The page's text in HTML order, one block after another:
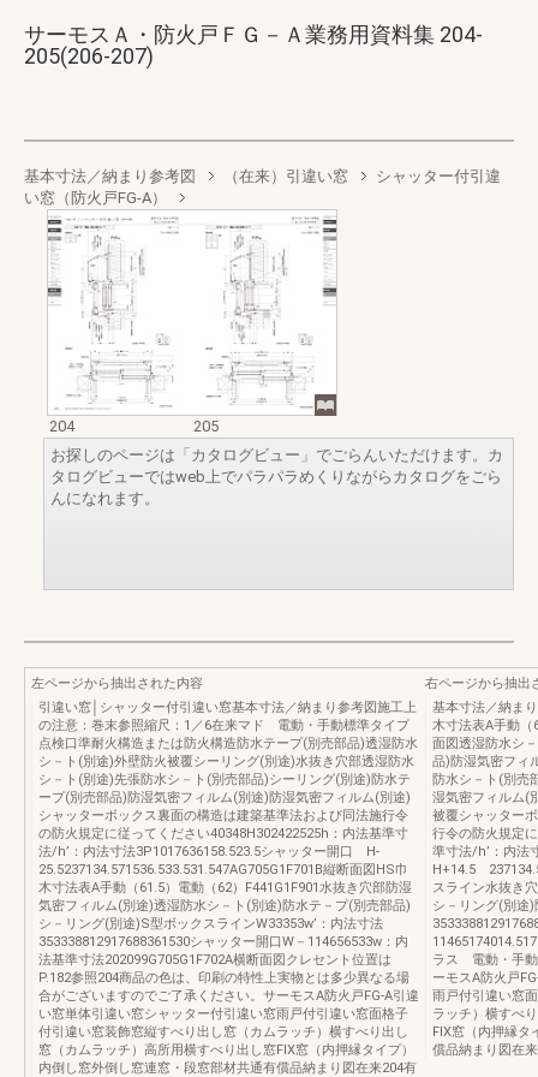
サーモスＡ・防火戸ＦＧ－Ａ業務用資料集 204-
205(206-207)
基本寸法／納まり参考図 （在来）引違い窓
シャッター付引違
い窓（防火戸FG-A）
204
205
お探しのページは「カタログビュー」でごらんいただけます。カ
タログビューではweb上でパラパラめくりながらカタログをごら
んになれます。
左ページから抽出された内容
引違い窓│シャッター付引違い窓基本寸法／納まり参考図施工上
の注意：巻末参照縮尺：1／6在来マド 電動・手動標準タイプ
点検口準耐火構造または防火構造防水テープ(別売部品)透湿防水
シ－ト(別途)外壁防火被覆シーリング(別途)水抜き穴部透湿防水
シ－ト(別途)先張防水シ－ト(別売部品)シーリング(別途)防水テ
ープ(別売部品)防湿気密フィルム(別途)防湿気密フィルム(別途)
シャッターボックス裏面の構造は建築基準法および同法施行令
の防火規定に従ってください40348H302422525h：内法基準寸
法/h’：内法寸法3P1017636158.523.5シャッター開口 H-
25.5237134.571536.533.531.547AG705G1F701B縦断面図HS巾
木寸法表A手動（61.5）電動（62）F441G1F901水抜き穴部防湿
気密フィルム(別途)透湿防水シ－ト(別途)防水テ－プ(別売部品)
シ－リング(別途)S型ボックスラインW33353w’：内法寸法
353338812917688361530シャッター開口W－114656533w：内
法基準寸法202099G705G1F702A横断面図クレセント位置は
P.182参照204商品の色は、印刷の特性上実物とは多少異なる場
合がございますのでご了承ください。サーモスA防火戸FG-A引違
い窓単体引違い窓シャッター付引違い窓雨戸付引違い窓面格子
付引違い窓装飾窓縦すべり出し窓（カムラッチ）横すべり出し
窓（カムラッチ）高所用横すべり出し窓FIX窓（内押縁タイプ）
内倒し窓外倒し窓連窓・段窓部材共通有償品納まり図在来204有
右ページから抽出
基本寸法／納ま
木寸法表A手動（
面図透湿防水シ
品)防湿気密フィ
防水シ－ト(別売
湿気密フィルム(
被覆シャッター
行令の防火規定
準寸法/h’：内法
H+14.5
スライン水抜き
シ－リング(別途
ラス 電動・手動
ーモスA防火戸
雨戸付引違い窓
ラッチ）横すべ
FIX窓（内押縁タ
償品納まり図在